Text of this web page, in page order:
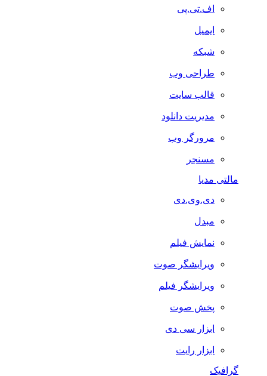
اف.تی.پی
ایمیل
شبکه
طراحی وب
قالب سایت
مدیریت دانلود
مرورگر وب
مسنجر
مالتی مدیا
دی.وی.دی
مبدل
نمایش فیلم
ویرایشگر صوت
ویرایشگر فیلم
پخش صوت
ابزار سی دی
ابزار رایت
گرافیک